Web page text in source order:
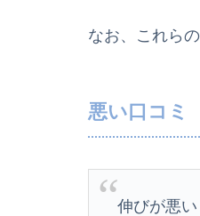
なお、これら
悪い口コミ
伸びが悪い